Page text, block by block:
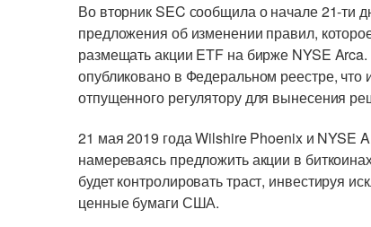
Во вторник SEC сообщила о начале 21-ти
предложения об изменении правил,
размещать акции ETF на бирже NYSE
опубликовано в Федеральном реестре,
отпущенного регулятору для вынесения
21 мая 2019 года Wilshire Phoenix и NYSE
намереваясь предложить акции в
будет контролировать траст, инвестируя
ценные бумаги США.